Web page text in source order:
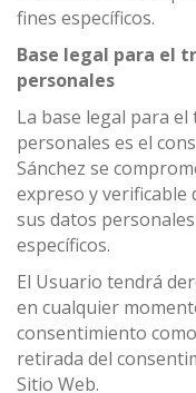
fines específicos.
Base legal para el
personales
La base legal para
personales es el
Sánchez se
expreso y
sus datos
específicos.
El Usuario tendrá
en cualquier
consentimiento
retirada del
Sitio Web.